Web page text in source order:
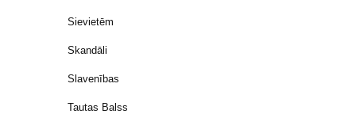
Sievietēm
Skandāli
Slavenības
Tautas Balss